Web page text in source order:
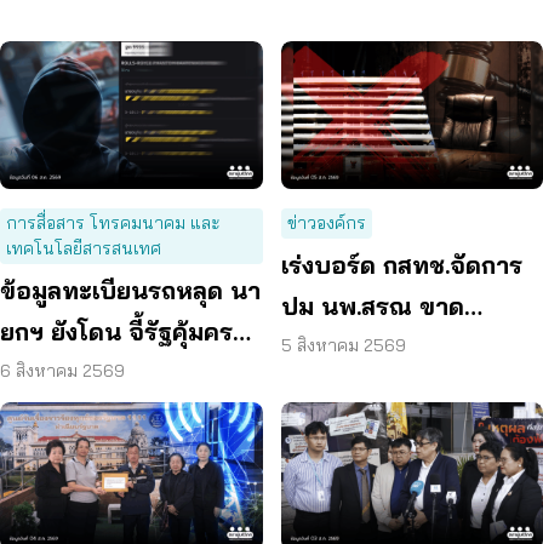
การสื่อสาร โทรคมนาคม และ
เทคโนโลยีสารสนเทศ
ข้อมูลทะเบียนรถหลุด นา
ยกฯ ยังโดน จี้รัฐคุ้มครอง
ข้อมูลส่วนบุคคล
6 สิงหาคม 2569
ข่าวองค์กร
เร่งบอร์ด กสทช.จัดการ
ปม นพ.สรณ ขาด
คุณสมบัติ ตามมติ
5 สิงหาคม 2569